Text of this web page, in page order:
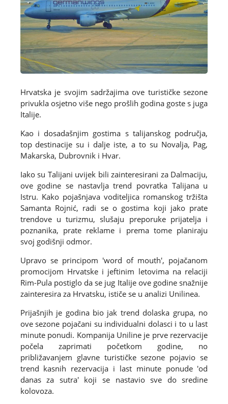
Hrvatska je svojim sadržajima ove turističke sezone
privukla osjetno više nego prošlih godina goste s juga
Italije.
Kao i dosadašnjim gostima s talijanskog područja,
top destinacije su i dalje iste, a to su Novalja, Pag,
Makarska, Dubrovnik i Hvar.
Iako su Talijani uvijek bili zainteresirani za Dalmaciju,
ove godine se nastavlja trend povratka Talijana u
Istru. Kako pojašnjava voditeljica romanskog tržišta
Samanta Rojnić, radi se o gostima koji jako prate
trendove u turizmu, slušaju preporuke prijatelja i
poznanika, prate reklame i prema tome planiraju
svoj godišnji odmor.
Upravo se principom 'word of mouth', pojačanom
promocijom Hrvatske i jeftinim letovima na relaciji
Rim-Pula postiglo da se jug Italije ove godine snažnije
zainteresira za Hrvatsku, ističe se u analizi Unilinea.
Prijašnjih je godina bio jak trend dolaska grupa, no
ove sezone pojačani su individualni dolasci i to u last
minute ponudi. Kompanija Uniline je prve rezervacije
počela zaprimati početkom godine, no
približavanjem glavne turističke sezone pojavio se
trend kasnih rezervacija i last minute ponude 'od
danas za sutra' koji se nastavio sve do sredine
kolovoza.